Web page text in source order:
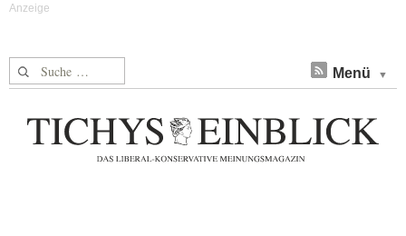
Suche nach: Menü